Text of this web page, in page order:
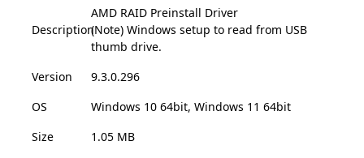
Description
AMD RAID Preinstall Driver
(Note) Windows setup to read from USB
thumb drive.
Version
9.3.0.296
OS
Windows 10 64bit, Windows 11 64bit
Size
1.05 MB